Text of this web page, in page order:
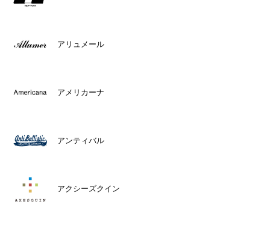
アリュメール
アメリカーナ
アンティバル
アクシーズクイン